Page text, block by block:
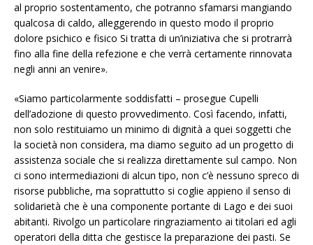
al proprio sostentamento, che potranno sfamarsi mangiando
qualcosa di caldo, alleggerendo in questo modo il proprio
dolore psichico e fisico Si tratta di un’iniziativa che si protrarrà
fino alla fine della refezione e che verrà certamente rinnovata
negli anni an venire».
«Siamo particolarmente soddisfatti – prosegue Cupelli
dell’adozione di questo provvedimento. Così facendo, infatti,
non solo restituiamo un minimo di dignità a quei soggetti che
la società non considera, ma diamo seguito ad un progetto di
assistenza sociale che si realizza direttamente sul campo. Non
ci sono intermediazioni di alcun tipo, non c’è nessuno spreco di
risorse pubbliche, ma soprattutto si coglie appieno il senso di
solidarietà che è una componente portante di Lago e dei suoi
abitanti. Rivolgo un particolare ringraziamento ai titolari ed agli
operatori della ditta che gestisce la preparazione dei pasti. Se